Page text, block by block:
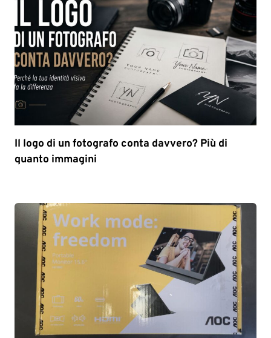
Il logo di un fotografo conta davvero? Più di
quanto immagini